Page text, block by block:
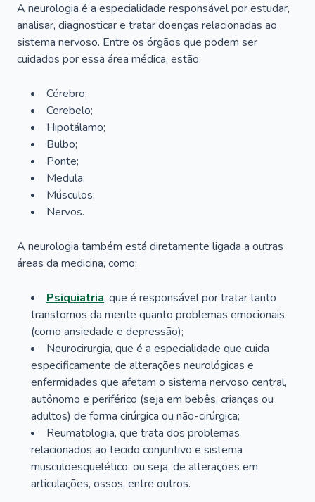
A neurologia é a especialidade responsável por estudar,
analisar, diagnosticar e tratar doenças relacionadas ao
sistema nervoso. Entre os órgãos que podem ser
cuidados por essa área médica, estão:
Cérebro;
Cerebelo;
Hipotálamo;
Bulbo;
Ponte;
Medula;
Músculos;
Nervos.
A neurologia também está diretamente ligada a outras
áreas da medicina, como:
Psiquiatria, que é responsável por tratar tanto
transtornos da mente quanto problemas emocionais
(como ansiedade e depressão);
Neurocirurgia, que é a especialidade que cuida
especificamente de alterações neurológicas e
enfermidades que afetam o sistema nervoso central,
autônomo e periférico (seja em bebês, crianças ou
adultos) de forma cirúrgica ou não-cirúrgica;
Reumatologia, que trata dos problemas
relacionados ao tecido conjuntivo e sistema
musculoesquelético, ou seja, de alterações em
articulações, ossos, entre outros.